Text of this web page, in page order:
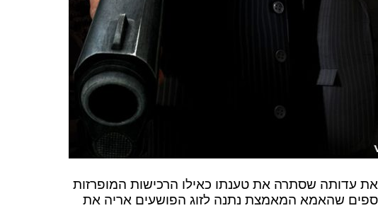
עדותה שסתרה את טענתו כאילו הרכישות המופרזות
שהאמא המאמצת נתנה לזוג הפושעים אריה את